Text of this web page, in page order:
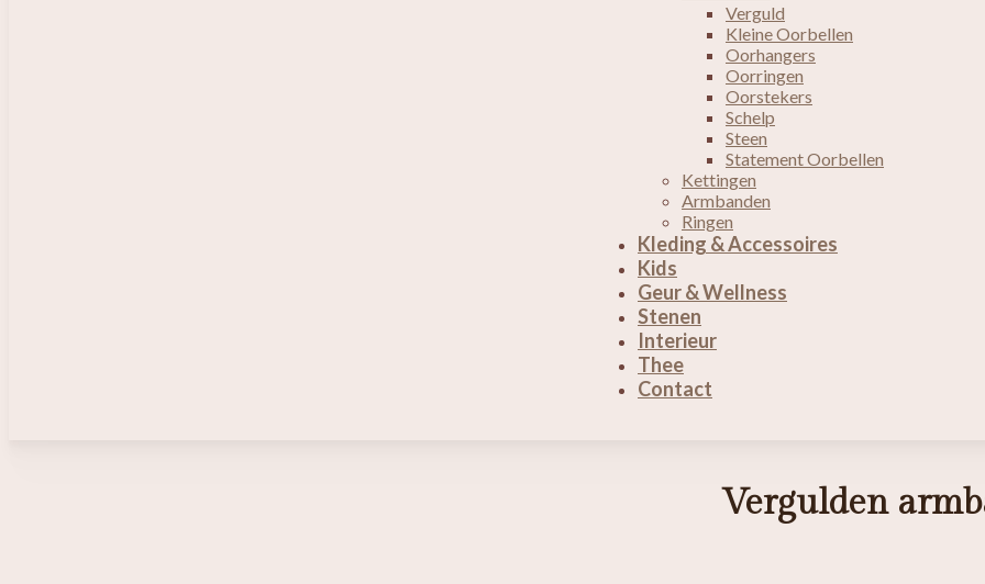
Verguld
Kleine Oorbellen
Oorhangers
Oorringen
Oorstekers
Schelp
Steen
Statement Oorbellen
Kettingen
Armbanden
Ringen
Kleding & Accessoires
Kids
Geur & Wellness
Stenen
Interieur
Thee
Contact
Vergulden